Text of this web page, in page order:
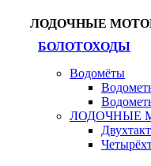
ЛОДОЧНЫЕ
БОЛОТОХОДЫ
Водомёты
ЛОДОЧНЫЕ